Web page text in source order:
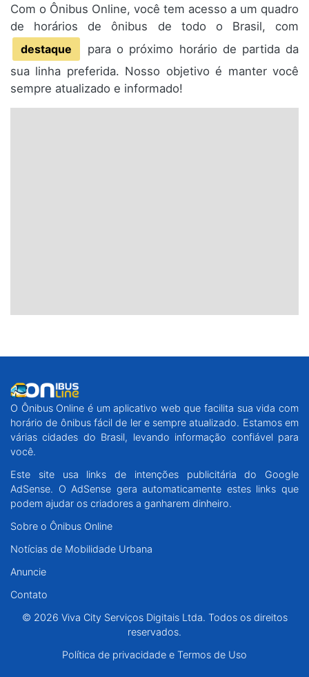
Com o Ônibus Online, você tem acesso a um quadro
de horários de ônibus de todo o Brasil, com
destaque
para o próximo horário de partida da
sua linha preferida. Nosso objetivo é manter você
sempre atualizado e informado!
O Ônibus Online é um aplicativo web que facilita sua vida com
horário de ônibus fácil de ler e sempre atualizado. Estamos em
várias cidades do Brasil, levando informação confiável para
você.
Este site usa links de intenções publicitária do Google
AdSense. O AdSense gera automaticamente estes links que
podem ajudar os criadores a ganharem dinheiro.
Sobre o Ônibus Online
Notícias de Mobilidade Urbana
Anuncie
Contato
© 2026 Viva City Serviços Digitais Ltda. Todos os direitos
reservados.
Política de privacidade e Termos de Uso